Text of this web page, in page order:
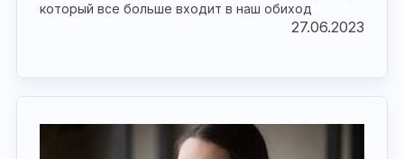
который все больше входит в наш обиход
27.06.2023